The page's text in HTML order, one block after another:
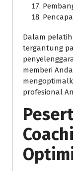
Dalam
tergantung
memberi
profesional